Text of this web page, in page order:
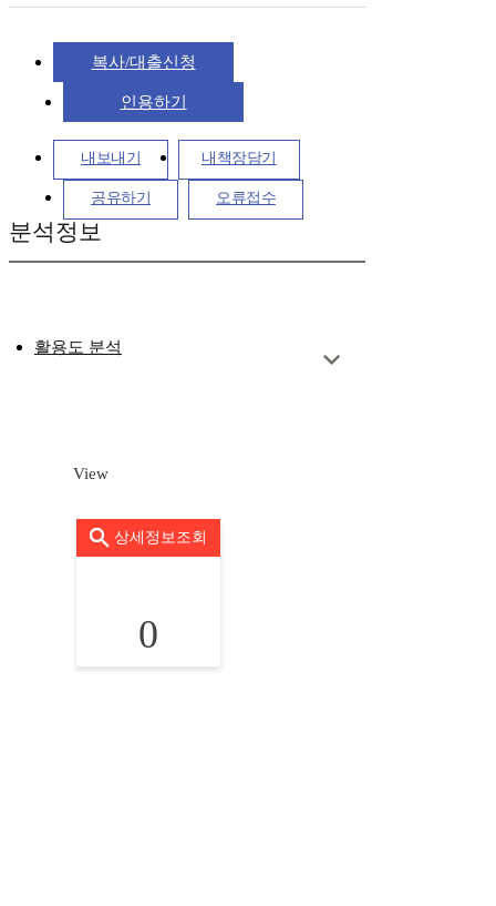
복사/대출신청
인용하기
내보내기 내책장담기
공유하기 오류접수
분석정보
활용도 분석
View
상세정보조회
0